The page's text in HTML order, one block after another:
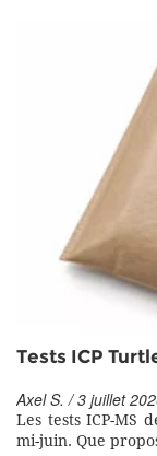
Tests ICP
Axel S. / 3 juillet
Les tests ICP-MS
mi-juin. Que